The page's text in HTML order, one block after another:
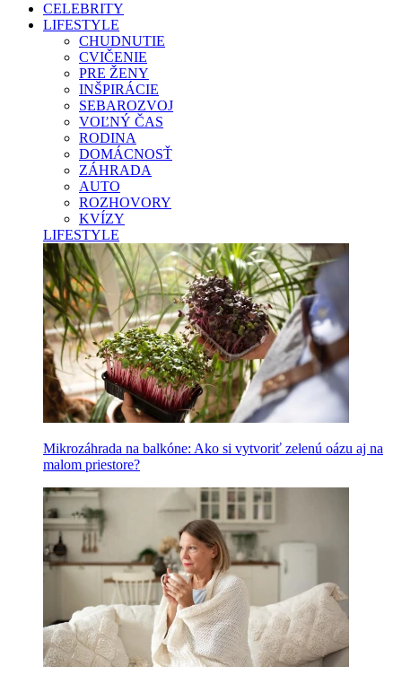
CELEBRITY
LIFESTYLE
CHUDNUTIE
CVIČENIE
PRE ŽENY
INŠPIRÁCIE
SEBAROZVOJ
VOĽNÝ ČAS
RODINA
DOMÁCNOSŤ
ZÁHRADA
AUTO
ROZHOVORY
KVÍZY
LIFESTYLE
Mikrozáhrada na balkóne: Ako si vytvoriť zelenú oázu aj na
malom priestore?